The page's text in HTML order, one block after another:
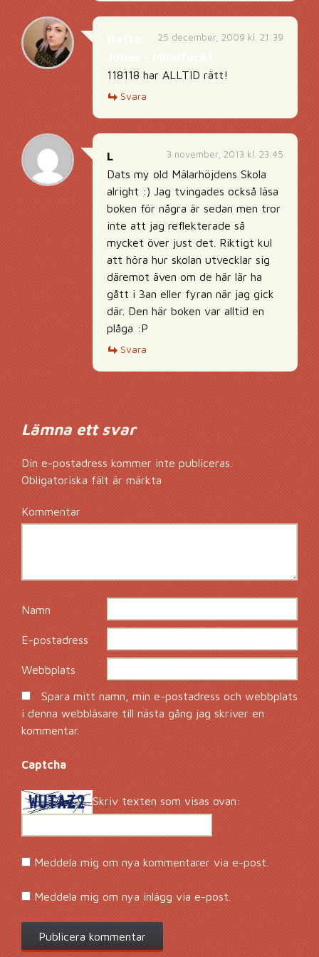
25 december, 2009 kl. 21:39
118118 har ALLTID rätt!
Svara
3 november, 2013 kl. 23:45
L
Dats my old Mälarhöjdens Skola
alright :) Jag tvingades också läsa
boken för några är sedan men tror
inte att jag reflekterade så
mycket över just det. Riktigt kul
att höra hur skolan utvecklar sig
däremot även om de här lär ha
gått i 3an eller fyran när jag gick
där. Den här boken var alltid en
plåga :P
Svara
Lämna ett svar
Din e-postadress kommer inte publiceras.
Obligatoriska fält är märkta*
Kommentar*
Namn *
E-postadress*
Webbplats
Spara mitt namn, min e-postadress och webbplats
i denna webbläsare till nästa gång jag skriver en
kommentar.
Captcha*
Skriv texten som visas ovan:
Meddela mig om nya kommentarer via e-post.
Meddela mig om nya inlägg via e-post.